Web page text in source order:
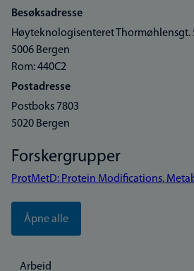
Besøksadresse
Høyteknologisenteret Thormøhlensgt.
5006 Bergen
Rom: 440C2
Postadresse
Postboks 7803
5020 Bergen
Forskergrupper
ProtMetD: Protein Modifications,
Åpne alle
Arbeid